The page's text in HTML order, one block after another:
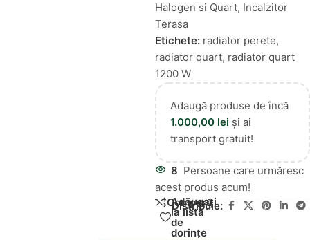
Halogen si Quart, Incalzitor
Terasa
Etichete: radiator perete,
radiator quart, radiator quart
1200 W
Adaugă produse de încă
1.000,00 lei și ai
transport gratuit!
8 Persoane care urmăresc
acest produs acum!
Compară
Adăugați
la lista
de
dorințe
Distribuie: